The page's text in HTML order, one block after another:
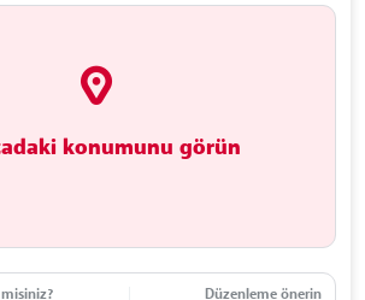
konumunu görün
sahibi misiniz? Düzenleme önerin